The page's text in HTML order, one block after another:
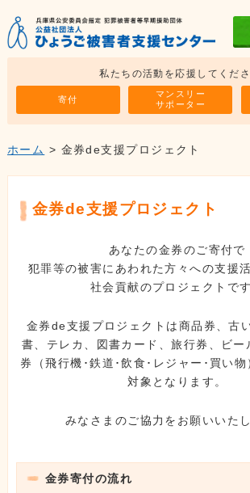
私たちの活動を応援してくだ
寄付
マンスリー
サポーター
ホーム > 金券de支援プロジェクト
金券de支援プロジェクト
あなたの金券のご寄付で
犯罪等の被害にあわれた方々への支援
社会貢献のプロジェクトです
金券de支援プロジェクトは商品券、古
書、テレカ、図書カード、旅行券、ビー
券（飛行機･鉄道･飲食･レジャー･買い
対象となります。
みなさまのご協力をお願いいたし
金券寄付の流れ